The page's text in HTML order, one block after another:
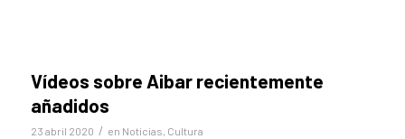
Vídeos sobre Aibar recientemente
añadidos
23 abril 2020 / en Noticias Cultura